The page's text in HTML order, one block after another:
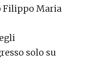
Filippo Maria
solo su